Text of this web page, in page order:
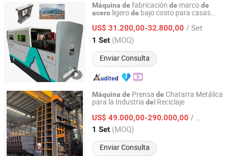
Máquina de fabricación de marcode
acero ligerode bajo costo para casas
US$ 31.200,00-32.800,00 / Set
1 Set (MOQ)
Enviar Consulta
Dashan Rolling Tech (Xiamen) Technology Co., Ltd.
Fujian, China Desde 2025
Máquina de Prensa de Chatarra Metálica
para la Industria del Reciclaje
US$ 49.000,00-290.000,00 / Set
1 Set (MOQ)
Enviar Consulta
Jiangyin Dinghua Environmental Protection Technology
Co., Ltd.
Jiangsu, China